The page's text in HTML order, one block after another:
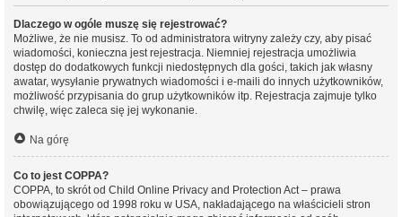
Dlaczego w ogóle muszę się rejestrować?
Możliwe, że nie musisz. To od administratora witryny zależy czy, aby pisać
wiadomości, konieczna jest rejestracja. Niemniej rejestracja umożliwia
dostęp do dodatkowych funkcji niedostępnych dla gości, takich jak własny
awatar, wysyłanie prywatnych wiadomości i e-maili do innych użytkowników,
możliwość przypisania do grup użytkowników itp. Rejestracja zajmuje tylko
chwilę, więc zaleca się jej wykonanie.
Na górę
Co to jest COPPA?
COPPA, to skrót od Child Online Privacy and Protection Act – prawa
obowiązującego od 1998 roku w USA, nakładającego na właścicieli stron